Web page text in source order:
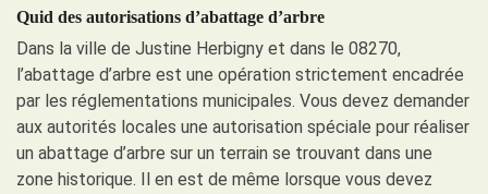
Quid des autorisations d’abattage d’arbre
Dans la ville de Justine Herbigny et dans le 08270,
l’abattage d’arbre est une opération strictement encadrée
par les réglementations municipales. Vous devez demander
aux autorités locales une autorisation spéciale pour réaliser
un abattage d’arbre sur un terrain se trouvant dans une
zone historique. Il en est de même lorsque vous devez